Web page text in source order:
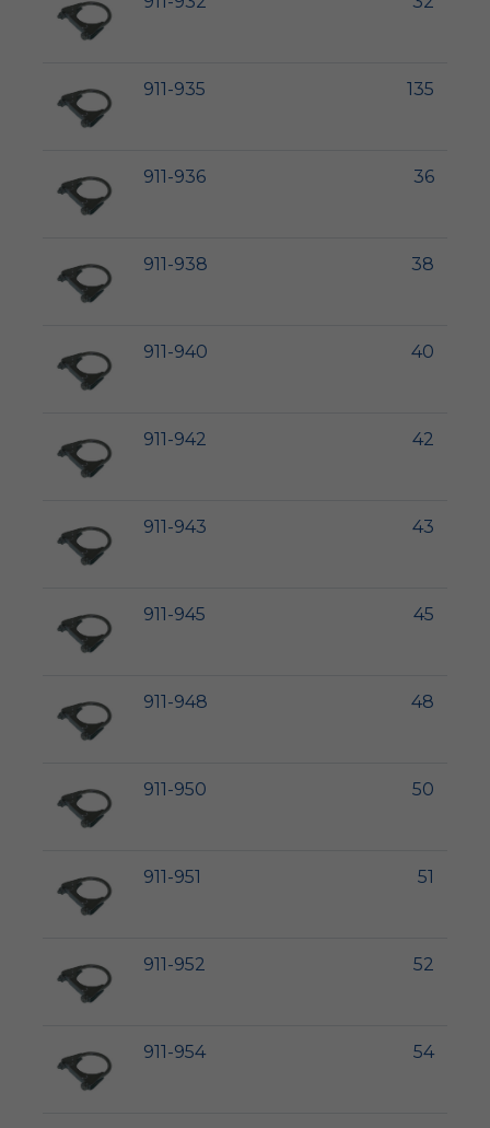
911-935 135
911-936 36
911-938 38
911-940 40
911-942 42
911-943 43
911-945 45
911-948 48
911-950 50
911-951 51
911-952 52
911-954 54